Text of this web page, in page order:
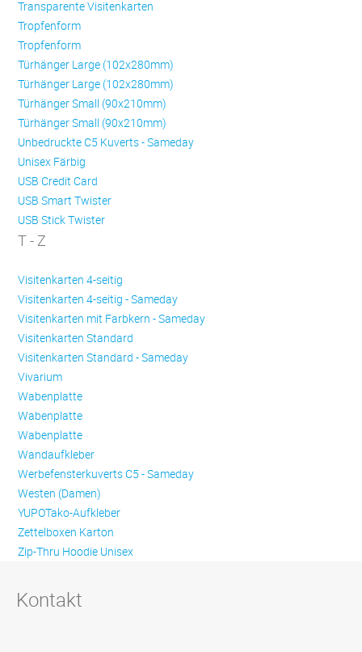
Transparente Visitenkarten
Trop­fen­form
Trop­fen­form
Türhänger Large (102x280mm)
Türhänger Large (102x280mm)
Türhänger Small (90x210mm)
Türhänger Small (90x210mm)
Unbedruckte C5 Kuverts - Sameday
Unisex Färbig
USB Credit Card
USB Smart Twister
USB Stick Twister
T - Z
Visitenkarten 4-seitig
Visitenkarten 4-seitig - Sameday
Visitenkarten mit Farbkern - Sameday
Visitenkarten Standard
Visitenkarten Standard - Sameday
Vivarium
Wabenplatte
Wabenplatte
Wabenplatte
Wandaufkleber
Werbefensterkuverts C5 - Sameday
Westen (Damen)
YUPOTako-Aufkleber
Zettelboxen Karton
Zip-Thru Hoodie Unisex
Kontakt